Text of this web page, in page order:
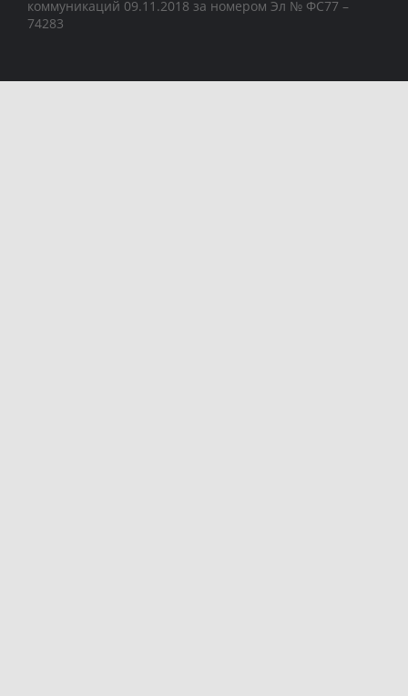
коммуникаций 09.11.2018 за номером Эл № ФС77 –
74283